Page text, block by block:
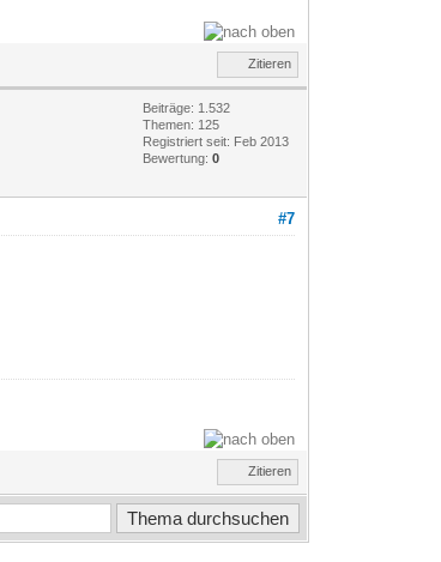
Zitieren
Beiträge: 1.532
Themen: 125
Registriert seit: Feb 2013
Bewertung:0
#7
Zitieren